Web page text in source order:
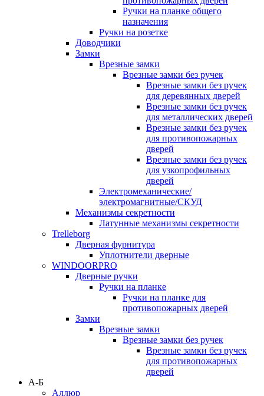
Ручки на планке общего
назначения
Ручки на розетке
Доводчики
Замки
Врезные замки
Врезные замки без ручек
Врезные замки без ручек
для деревянных дверей
Врезные замки без ручек
для металлических дверей
Врезные замки без ручек
для противопожарных
дверей
Врезные замки без ручек
для узкопрофильных
дверей
Электромеханические/
электромагнитные/СКУД
Механизмы секретности
Латунные механизмы секретности
Trelleborg
Дверная фурнитура
Уплотнители дверные
WINDOORPRO
Дверные ручки
Ручки на планке
Ручки на планке для
противопожарных дверей
Замки
Врезные замки
Врезные замки без ручек
Врезные замки без ручек
для противопожарных
дверей
А-Б
Аллюр